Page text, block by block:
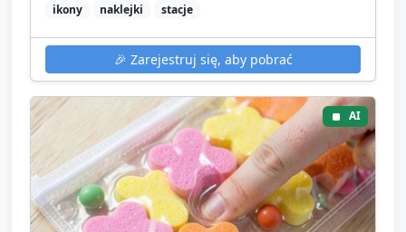
ikony
naklejki stacje
🎉 Zarejestruj się, aby pobrać
AI